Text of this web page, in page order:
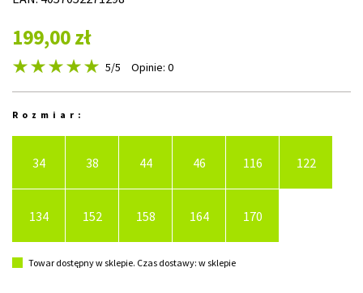
199,00 zł
5/5 Opinie: 0
Rozmiar:
34 38 44 46 116 122
134 152 158 164 170
Towar dostępny w sklepie. Czas dostawy: w sklepie